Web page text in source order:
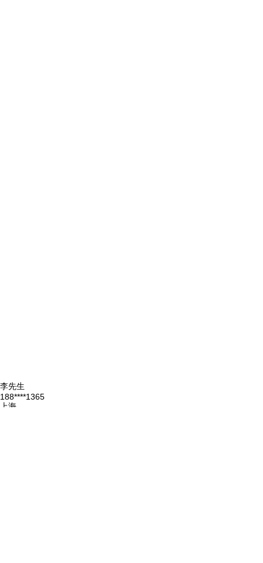
李先生
188****1365
上海